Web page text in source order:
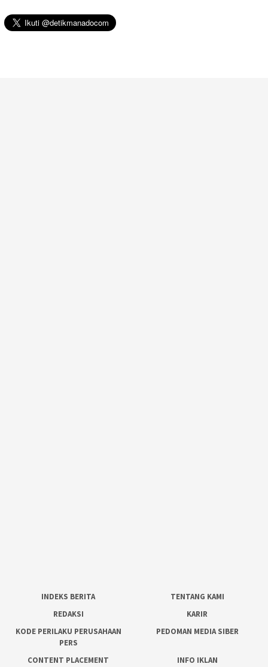
INDEKS BERITA
TENTANG KAMI
REDAKSI
KARIR
KODE PERILAKU PERUSAHAAN
PERS
PEDOMAN MEDIA SIBER
CONTENT PLACEMENT INFO IKLAN